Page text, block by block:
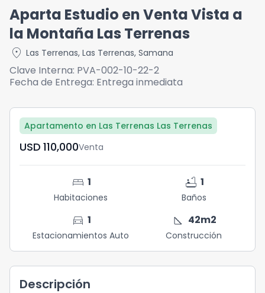
Aparta Estudio en Venta Vista a
la Montaña Las Terrenas
location_on Las Terrenas, Las Terrenas, Samana
Clave Interna: PVA-002-10-22-2
Fecha de Entrega: Entrega inmediata
Apartamento en Las Terrenas Las Terrenas
USD	110,000Venta
bed 1
Habitaciones
bathtub 1
Baños
directions_car 1
Estacionamientos Auto
square_foot 42m2
Construcción
Descripción